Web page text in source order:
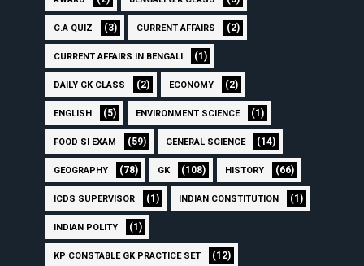
C.A QUIZ (3) CURRENT AFFAIRS (2)
CURRENT AFFAIRS IN BENGALI (1)
DAILY GK CLASS (2) ECONOMY (2)
ENGLISH (5) ENVIRONMENT SCIENCE (1)
FOOD SI EXAM (59) GENERAL SCIENCE (14)
GEOGRAPHY (78) GK (108) HISTORY (66)
ICDS SUPERVISOR (1) INDIAN CONSTITUTION (1)
INDIAN POLITY (1)
KP CONSTABLE GK PRACTICE SET (12)